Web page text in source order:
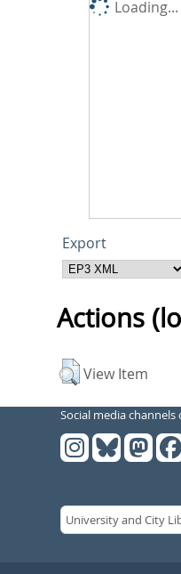
Loading...
Export
Actions
View Item
Social media channels